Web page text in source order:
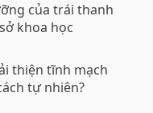
của trái thanh
khoa học
thiện tĩnh mạch
tự nhiên?